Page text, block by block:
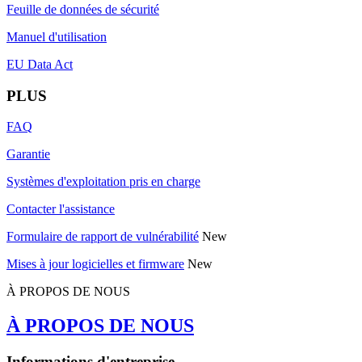
Feuille de données de sécurité
Manuel d'utilisation
EU Data Act
PLUS
FAQ
Garantie
Systèmes d'exploitation pris en charge
Contacter l'assistance
Formulaire de rapport de vulnérabilité New
Mises à jour logicielles et firmware New
À PROPOS DE NOUS
À PROPOS DE NOUS